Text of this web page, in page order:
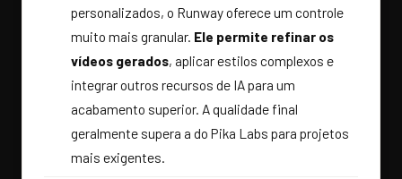
personalizados, o Runway oferece um controle
muito mais granular. Ele permite refinar os
vídeos gerados, aplicar estilos complexos e
integrar outros recursos de IA para um
acabamento superior. A qualidade final
geralmente supera a do Pika Labs para projetos
mais exigentes.